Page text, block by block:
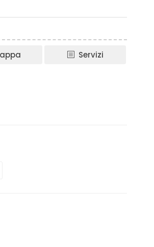
Servizi